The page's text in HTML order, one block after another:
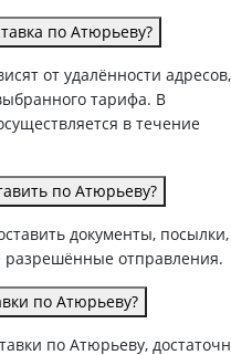
по Атюрьеву?
от удалённости адресов,
тарифа. В
в течение
по Атюрьеву?
документы, посылки,
разрешённые отправления.
по Атюрьеву?
по Атюрьеву,